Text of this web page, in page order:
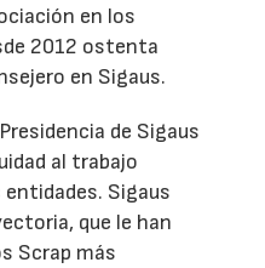
en los
2012 ostenta
en Sigaus.
de Sigaus
al trabajo
Sigaus
que le han
Scrap más